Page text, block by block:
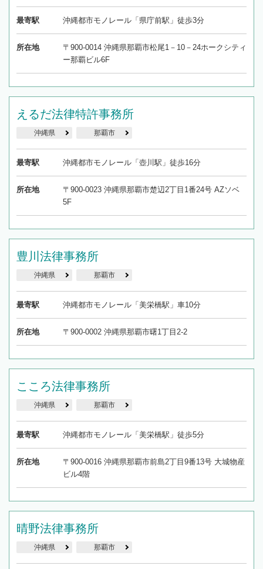
最寄駅 沖縄都市モノレール「県庁前駅」徒歩3分
所在地
〒900-0014 沖縄県那覇市松尾1－10－24ホークシティ
ー那覇ビル6F
えるだ法律特許事務所
沖縄県 那覇市
最寄駅 沖縄都市モノレール「壺川駅」徒歩16分
所在地
〒900-0023 沖縄県那覇市楚辺2丁目1番24号 AZソベ
5F
豊川法律事務所
沖縄県 那覇市
最寄駅 沖縄都市モノレール「美栄橋駅」車10分
所在地 〒900-0002 沖縄県那覇市曙1丁目2-2
こころ法律事務所
沖縄県 那覇市
最寄駅 沖縄都市モノレール「美栄橋駅」徒歩5分
所在地
〒900-0016 沖縄県那覇市前島2丁目9番13号 大城物産
ビル4階
晴野法律事務所
沖縄県 那覇市